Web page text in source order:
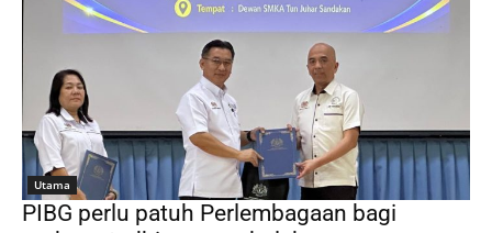
Utama
PIBG perlu patuh Perlembagaan bagi